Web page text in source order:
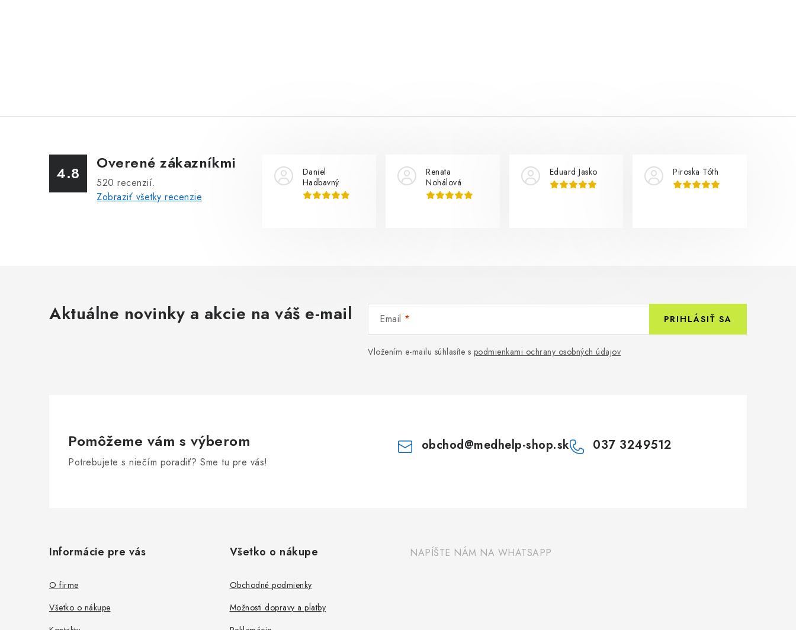
4.8
Overené zákazníkmi
520 recenzií.
Zobraziť všetky recenzie
Daniel
Hadbavný
Renata
Nohálová
Eduard Jasko Piroska Tóth
Aktuálne novinky a akcie na váš e-mail Email
Vložením e-mailu súhlasíte s podmienkami ochrany osobných údajov
PRIHLÁSIŤ SA
Pomôžeme vám s výberom
Potrebujete s niečím poradiť? Sme tu pre vás!
obchod@medhelp-shop.sk 037 3249512
Informácie pre vás
O firme
Všetko o nákupe
Všetko o nákupe
Obchodné podmienky
Možnosti dopravy a platby
NAPÍŠTE NÁM NA WHATSAPP